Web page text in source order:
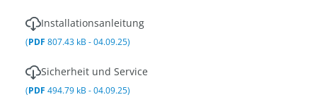
Installationsanleitung
(PDF 807.43 kB - 04.09.25)
Sicherheit und Service
(PDF 494.79 kB - 04.09.25)